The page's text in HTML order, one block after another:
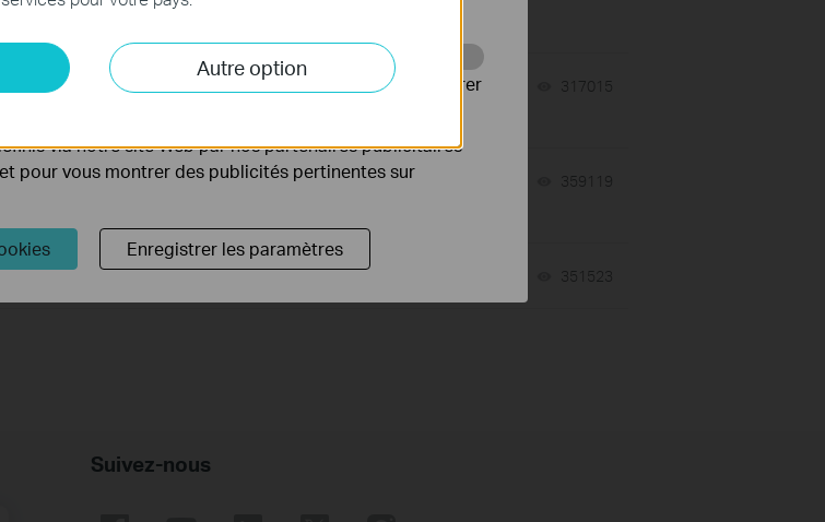
si mon PC ne fonctionne pas lorsqu'il est
02-08-2021 317015
la vitesse est lente lorsque le PC est
359119
non administrables 351523
Suivez-nous
Autre option
d'analyser vos activités sur notre site Web pour améliorer
Web.
via notre site Web par nos partenaires publicitaires
pour vous montrer des publicités pertinentes sur
Enregistrer les paramètres